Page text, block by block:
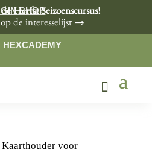
SHOP
Herfst Seizoenscursus!
de interesselijst →
HEXCADEMY
Kaarthouder voor